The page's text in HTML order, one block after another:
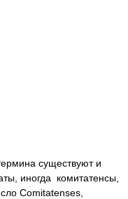
существуют и
иногда комитатенсы,
Comitatenses,